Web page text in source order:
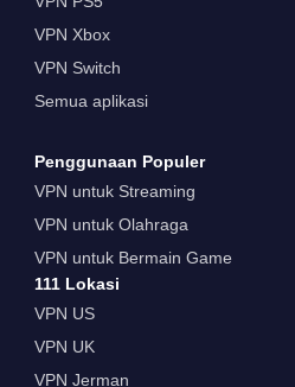
VPN Xbox
VPN Switch
Semua aplikasi
Penggunaan Populer
VPN untuk Streaming
VPN untuk Olahraga
VPN untuk Bermain Game
111 Lokasi
VPN US
VPN UK
VPN Jerman